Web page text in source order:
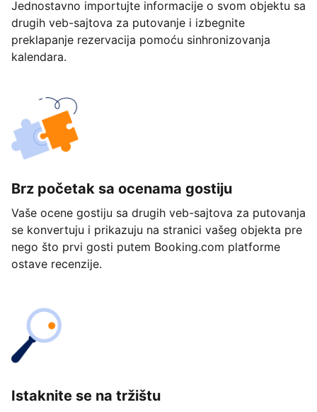
Jednostavno importujte informacije o svom objektu sa
drugih veb-sajtova za putovanje i izbegnite
preklapanje rezervacija pomoću sinhronizovanja
kalendara.
Brz početak sa ocenama gostiju
Vaše ocene gostiju sa drugih veb-sajtova za putovanja
se konvertuju i prikazuju na stranici vašeg objekta pre
nego što prvi gosti putem Booking.com platforme
ostave recenzije.
Istaknite se na tržištu